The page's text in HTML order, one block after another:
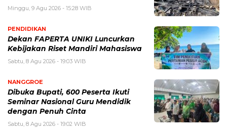
Minggu, 9 Agu 2026 - 15:28 WIB
PENDIDIKAN
Dekan FAPERTA UNIKI Luncurkan
Kebijakan Riset Mandiri Mahasiswa
Sabtu, 8 Agu 2026 - 19:03 WIB
NANGGROE
Dibuka Bupati, 600 Peserta Ikuti
Seminar Nasional Guru Mendidik
dengan Penuh Cinta
Sabtu, 8 Agu 2026 - 19:02 WIB